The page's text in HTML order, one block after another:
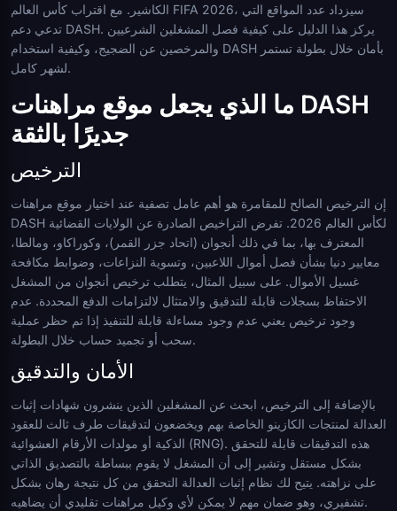
الكاشير. مع اقتراب كأس العالم FIFA 2026، سيزداد عدد المواقع التي
تدعي دعم DASH. يركز هذا الدليل على كيفية فصل المشغلين الشرعيين
والمرخصين عن الضجيج، وكيفية استخدام DASH بأمان خلال بطولة تستمر
لشهر كامل.
ما الذي يجعل موقع مراهنات DASH
جديرًا بالثقة
الترخيص
إن الترخيص الصالح للمقامرة هو أهم عامل تصفية عند اختيار موقع مراهنات
DASH لكأس العالم 2026. تفرض التراخيص الصادرة عن الولايات القضائية
المعترف بها، بما في ذلك أنجوان (اتحاد جزر القمر)، وكوراكاو، ومالطا،
معايير دنيا بشأن فصل أموال اللاعبين، وتسوية النزاعات، وضوابط مكافحة
غسيل الأموال. على سبيل المثال، يتطلب ترخيص أنجوان من المشغل
الاحتفاظ بسجلات قابلة للتدقيق والامتثال لالتزامات الدفع المحددة. عدم
وجود ترخيص يعني عدم وجود مساءلة قابلة للتنفيذ إذا تم حظر عملية
سحب أو تجميد حساب خلال البطولة.
الأمان والتدقيق
بالإضافة إلى الترخيص، ابحث عن المشغلين الذين ينشرون شهادات إثبات
العدالة لمنتجات الكازينو الخاصة بهم ويخضعون لتدقيقات طرف ثالث للعقود
الذكية أو مولدات الأرقام العشوائية (RNG). هذه التدقيقات قابلة للتحقق
بشكل مستقل وتشير إلى أن المشغل لا يقوم ببساطة بالتصديق الذاتي
على نزاهته. يتيح لك نظام إثبات العدالة التحقق من كل نتيجة رهان بشكل
تشفيري، وهو ضمان مهم لا يمكن لأي وكيل مراهنات تقليدي أن يضاهيه.